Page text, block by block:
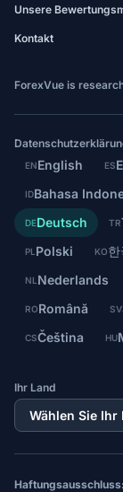
Unsere
Kontakt
ForexVue is
ENEnglish ES
IDBahasa
DEDeutsch TR
PL Polski KO한
NL Nederlands
RORomână SV
CSČeština HU
Ihr Land
Haftungsausschluss: